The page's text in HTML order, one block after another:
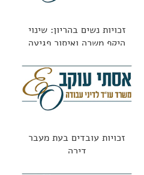
זכויות נשים בהריון: שינוי
היקף משרה ואיסור פגיעה
זכויות עובדים בעת מעבר
דירה